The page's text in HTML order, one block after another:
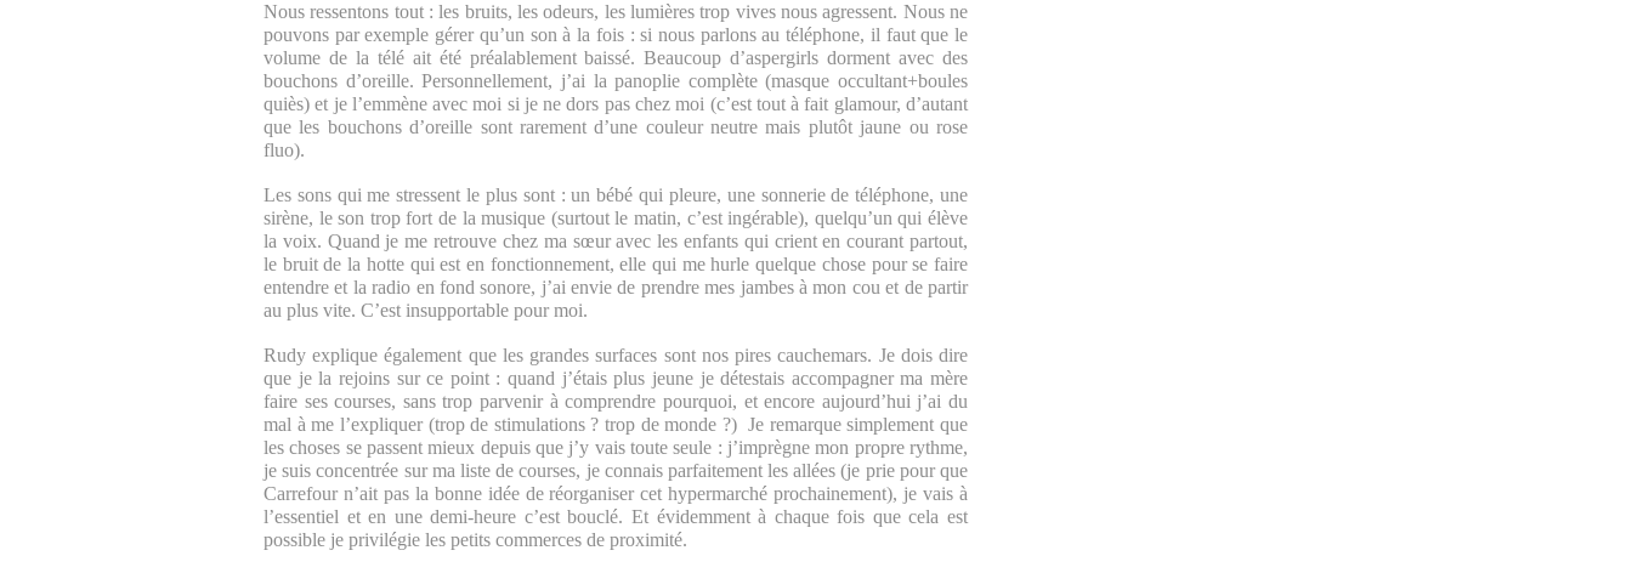
Nous ressentons tout : les bruits, les odeurs, les lumières trop vives nous agressent. Nous ne
pouvons par exemple gérer qu’un son à la fois : si nous parlons au téléphone, il faut que le
volume de la télé ait été préalablement baissé. Beaucoup d’aspergirls dorment avec des
bouchons d’oreille. Personnellement, j’ai la panoplie complète (masque occultant+boules
quiès) et je l’emmène avec moi si je ne dors pas chez moi (c’est tout à fait glamour, d’autant
que les bouchons d’oreille sont rarement d’une couleur neutre mais plutôt jaune ou rose
fluo).
Les sons qui me stressent le plus sont : un bébé qui pleure, une sonnerie de téléphone, une
sirène, le son trop fort de la musique (surtout le matin, c’est ingérable), quelqu’un qui élève
la voix. Quand je me retrouve chez ma sœur avec les enfants qui crient en courant partout,
le bruit de la hotte qui est en fonctionnement, elle qui me hurle quelque chose pour se faire
entendre et la radio en fond sonore, j’ai envie de prendre mes jambes à mon cou et de partir
au plus vite. C’est insupportable pour moi.
Rudy explique également que les grandes surfaces sont nos pires cauchemars. Je dois dire
que je la rejoins sur ce point : quand j’étais plus jeune je détestais accompagner ma mère
faire ses courses, sans trop parvenir à comprendre pourquoi, et encore aujourd’hui j’ai du
mal à me l’expliquer (trop de stimulations ? trop de monde ?) Je remarque simplement que
les choses se passent mieux depuis que j’y vais toute seule : j’imprègne mon propre rythme,
je suis concentrée sur ma liste de courses, je connais parfaitement les allées (je prie pour que
Carrefour n’ait pas la bonne idée de réorganiser cet hypermarché prochainement), je vais à
l’essentiel et en une demi-heure c’est bouclé. Et évidemment à chaque fois que cela est
possible je privilégie les petits commerces de proximité.